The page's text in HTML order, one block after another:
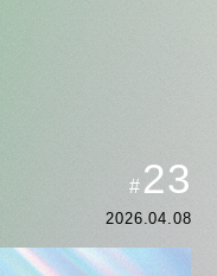
# 23
2026.04.08